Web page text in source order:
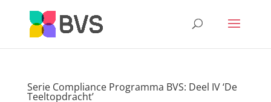
Serie Compliance Programma BVS: Deel IV ‘De
Teeltopdracht’